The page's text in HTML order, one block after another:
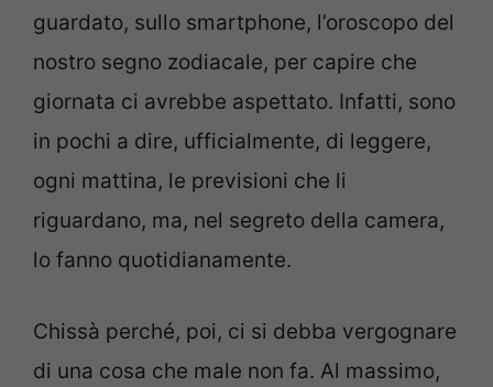
guardato, sullo smartphone, l’oroscopo del
nostro segno zodiacale, per capire che
giornata ci avrebbe aspettato. Infatti, sono
in pochi a dire, ufficialmente, di leggere,
ogni mattina, le previsioni che li
riguardano, ma, nel segreto della camera,
lo fanno quotidianamente.
Chissà perché, poi, ci si debba vergognare
di una cosa che male non fa. Al massimo,